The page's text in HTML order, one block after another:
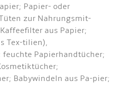
Papier- oder
zur Nahrungsmit-
aus Papier;
Tex-tilien),
Papierhandtücher;
Babywindeln aus Pa-pier;